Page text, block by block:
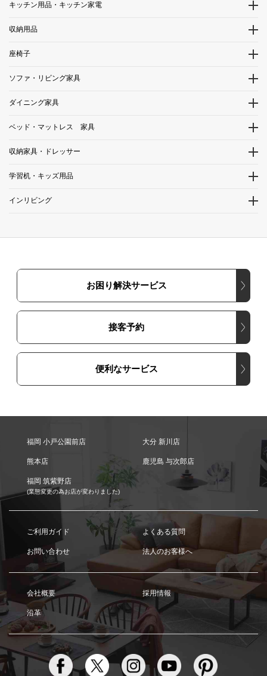
キッチン用品・キッチン家電
収納用品
座椅子
ソファ・リビング家具
ダイニング家具
ベッド・マットレス 家具
収納家具・ドレッサー
学習机・キッズ用品
インリビング
お困り解決サービス
接客予約
便利なサービス
福岡 小戸公園前店 大分 新川店
熊本店 鹿児島 与次郎店
福岡 筑紫野店
(業態変更の為お店が変わりました)
ご利用ガイド よくある質問
お問い合わせ 法人のお客様へ
会社概要 採用情報
沿革